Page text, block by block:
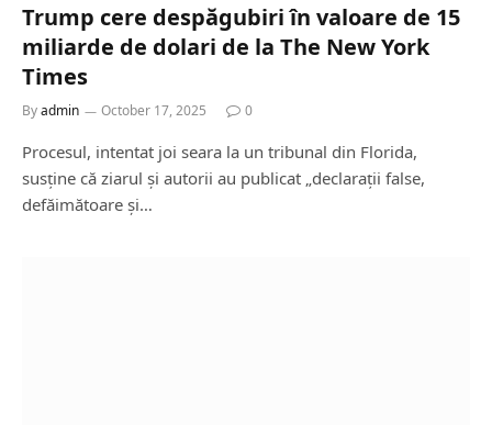
Trump cere despăgubiri în valoare de 15
miliarde de dolari de la The New York
Times
Byadmin October 17, 2025 0
Procesul, intentat joi seara la un tribunal din Florida,
susține că ziarul și autorii au publicat „declarații false,
defăimătoare și…